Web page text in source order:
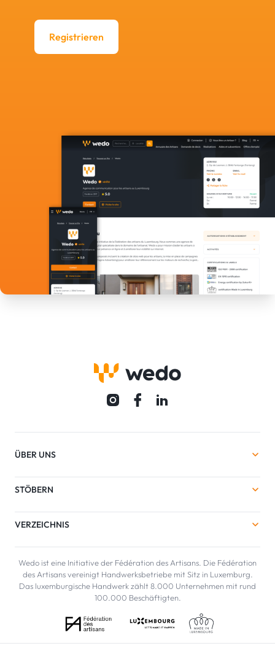
Registrieren
ÜBER UNS
STÖBERN
VERZEICHNIS
Wedo ist eine Initiative der Fédération des Artisans. Die Fédération
des Artisans vereinigt Handwerksbetriebe mit Sitz in Luxemburg.
Das luxemburgische Handwerk zählt 8.000 Unternehmen mit rund
100.000 Beschäftigten.